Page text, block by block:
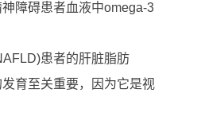
障碍患者血液中omega-3
患者的肝脏脂肪
育至关重要，因为它是视